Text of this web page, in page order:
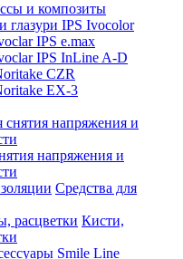
и композиты
глазури IPS Ivocolor
IPS e.max
IPS InLine A-D
CZR
EX-3
напряжения и
Средства для
Кисти,
Smile Line